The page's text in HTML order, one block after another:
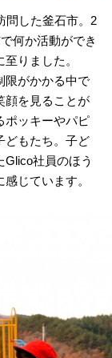
問した釜石市。2
何か活動ができ
りました。
限がかかる中で
顔を見ることが
ポッキーやパピ
どもたち。子ど
社員のほう
じています。